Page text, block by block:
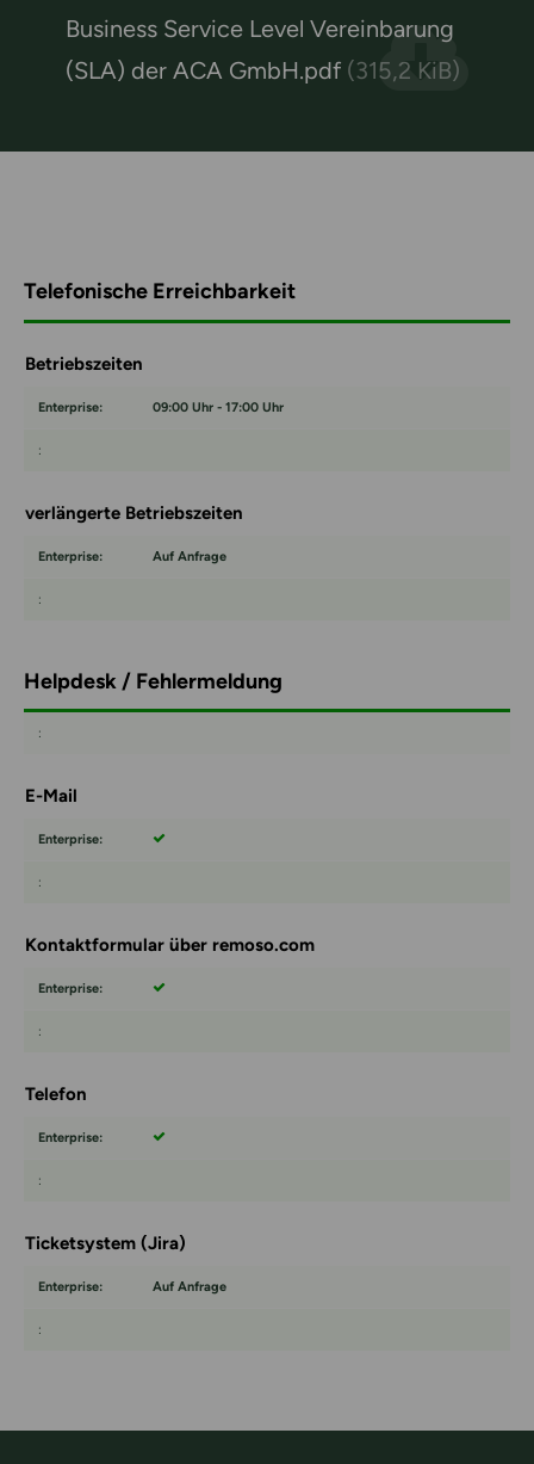
Business Service Level Vereinbarung
(SLA) der ACA GmbH.pdf (315,2 KiB)
Telefonische Erreichbarkeit
Betriebszeiten
09:00 Uhr - 17:00 Uhr
verlängerte Betriebszeiten
Auf Anfrage
Helpdesk / Fehlermeldung
E-Mail
Kontaktformular über remoso.com
Telefon
Ticketsystem (Jira)
Auf Anfrage